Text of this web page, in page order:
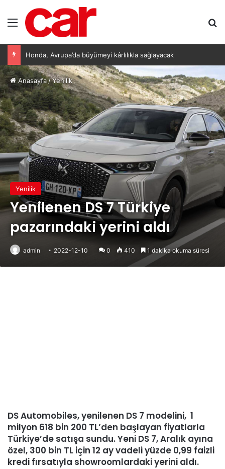
Menü
Honda, Avrupa’da büyümeyi kârlılıkla sağlayacak
Anasayfa/Yenilik
Yenilik
Yenilenen DS 7 Türkiye
pazarındaki yerini aldı
admin 2022-12-10 0 410 1 dakika okuma süresi
DS Automobiles, yenilenen DS 7 modelini, 1
milyon 618 bin 200 TL’den başlayan fiyatlarla
Türkiye’de satışa sundu. Yeni DS 7, Aralık ayına
özel, 300 bin TL için 12 ay vadeli yüzde 0,99 faizli
kredi fırsatıyla showroomlardaki yerini aldı.